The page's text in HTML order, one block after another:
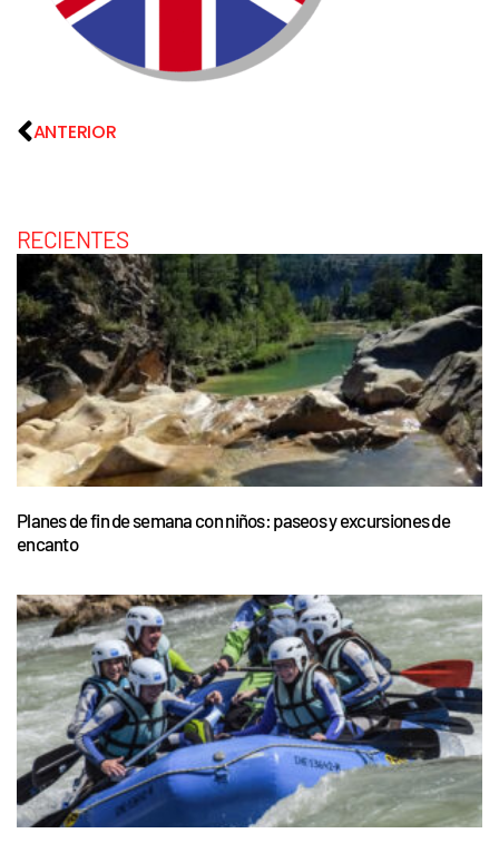
ANTERIOR
RECIENTES
Planes de fin de semana con niños: paseos y excursiones de
encanto